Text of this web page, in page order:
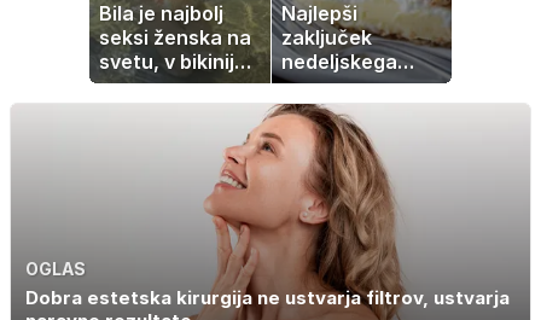
Bila je najbolj
seksi ženska na
svetu, v bikiniju
znova navdušila
Najlepši
zaključek
nedeljskega
kosila: 8 sladic
brez peke, ki se
jih vsi veselijo
OGLAS
Dobra estetska kirurgija ne ustvarja filtrov, ustvarja